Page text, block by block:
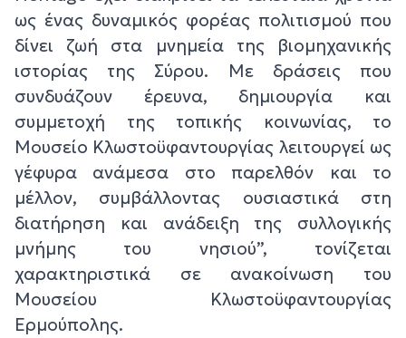
ως ένας δυναμικός φορέας πολιτισμού που
δίνει ζωή στα μνημεία της βιομηχανικής
ιστορίας της Σύρου. Με δράσεις που
συνδυάζουν έρευνα, δημιουργία και
συμμετοχή της τοπικής κοινωνίας, το
Μουσείο Κλωστοϋφαντουργίας λειτουργεί ως
γέφυρα ανάμεσα στο παρελθόν και το
μέλλον, συμβάλλοντας ουσιαστικά στη
διατήρηση και ανάδειξη της συλλογικής
μνήμης του νησιού”, τονίζεται
χαρακτηριστικά σε ανακοίνωση του
Μουσείου Κλωστοϋφαντουργίας
Ερμούπολης.